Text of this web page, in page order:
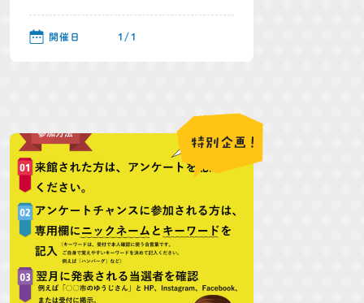
開催日 1/1
特別企画！